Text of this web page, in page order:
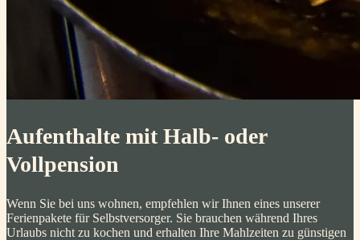
Aufenthalte mit Halb- oder
Vollpension
Wenn Sie bei uns wohnen, empfehlen wir Ihnen eines unserer
Ferienpakete für Selbstversorger. Sie brauchen während Ihres
Urlaubs nicht zu kochen und erhalten Ihre Mahlzeiten zu günstigen